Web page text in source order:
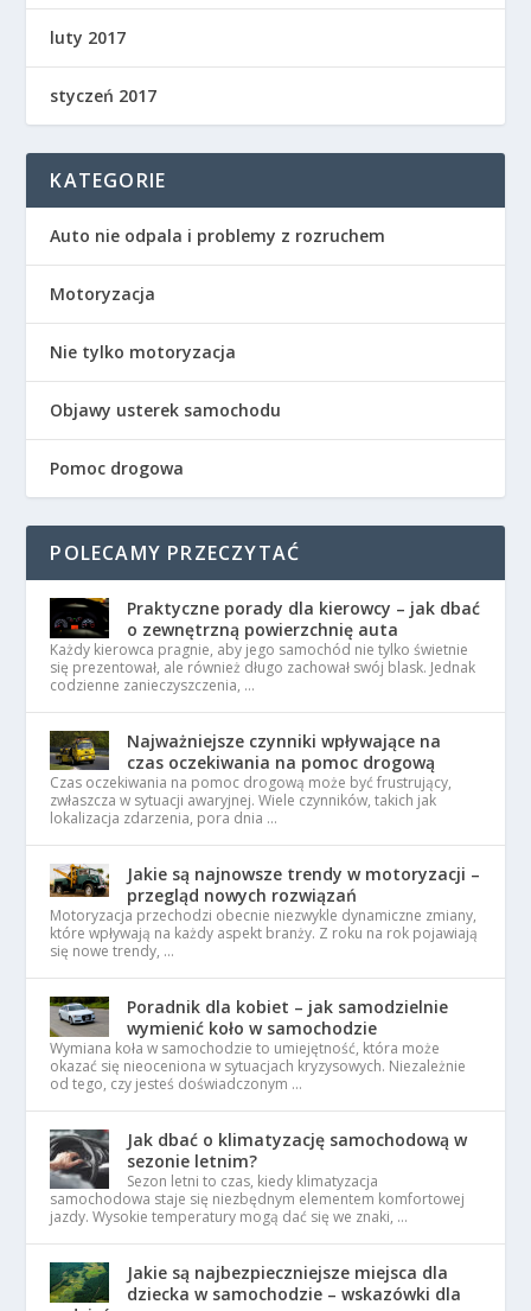
luty 2017
styczeń 2017
KATEGORIE
Auto nie odpala i problemy z rozruchem
Motoryzacja
Nie tylko motoryzacja
Objawy usterek samochodu
Pomoc drogowa
POLECAMY PRZECZYTAĆ
Praktyczne porady dla kierowcy – jak dbać
o zewnętrzną powierzchnię auta
Każdy kierowca pragnie, aby jego samochód nie tylko świetnie
się prezentował, ale również długo zachował swój blask. Jednak
codzienne zanieczyszczenia, …
Najważniejsze czynniki wpływające na
czas oczekiwania na pomoc drogową
Czas oczekiwania na pomoc drogową może być frustrujący,
zwłaszcza w sytuacji awaryjnej. Wiele czynników, takich jak
lokalizacja zdarzenia, pora dnia …
Jakie są najnowsze trendy w motoryzacji –
przegląd nowych rozwiązań
Motoryzacja przechodzi obecnie niezwykle dynamiczne zmiany,
które wpływają na każdy aspekt branży. Z roku na rok pojawiają
się nowe trendy, …
Poradnik dla kobiet – jak samodzielnie
wymienić koło w samochodzie
Wymiana koła w samochodzie to umiejętność, która może
okazać się nieoceniona w sytuacjach kryzysowych. Niezależnie
od tego, czy jesteś doświadczonym …
Jak dbać o klimatyzację samochodową w
sezonie letnim?
Sezon letni to czas, kiedy klimatyzacja
samochodowa staje się niezbędnym elementem komfortowej
jazdy. Wysokie temperatury mogą dać się we znaki, …
Jakie są najbezpieczniejsze miejsca dla
dziecka w samochodzie – wskazówki dla